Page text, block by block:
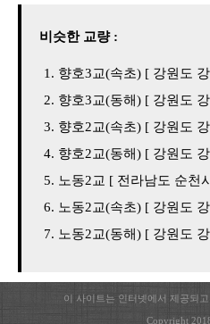
비슷한 교량 :
향호3교(속초) [ 강원도
향호3교(동해) [ 강원도
향호2교(속초) [ 강원도
향호2교(동해) [ 강원도
노동2교 [ 전라남도 순천
노동2교(속초) [ 강원도
노동2교(동해) [ 강원도
이 사이트는 인터넷에서 제공되
Copyright